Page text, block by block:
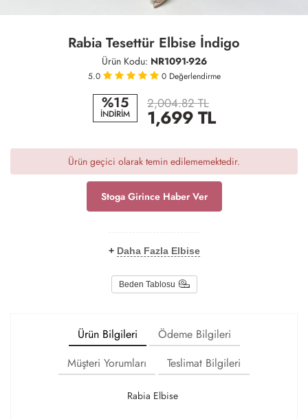
Rabia Tesettür Elbise İndigo
Ürün Kodu: NR1091-926
5.0 0 Değerlendirme
%15
İNDİRİM
2,004.82 TL
1,699TL
Ürün geçici olarak temin edilememektedir.
Stoga Girince Haber Ver
+ Daha Fazla Elbise
Beden Tablosu
Ürün Bilgileri
Ödeme Bilgileri
Müşteri Yorumları
Teslimat Bilgileri
Rabia Elbise